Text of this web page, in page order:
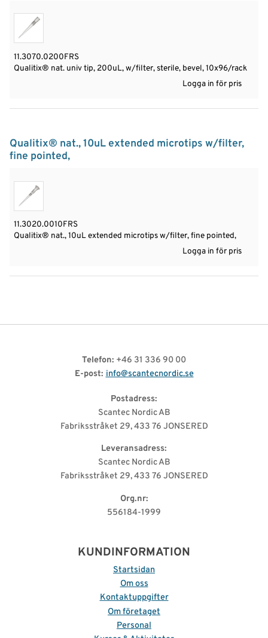
11.3070.0200FRS
Qualitix® nat. univ tip, 200uL, w/filter, sterile, bevel, 10x96/rack
Logga in för pris
Qualitix® nat., 10uL extended microtips w/filter,
fine pointed,
11.3020.0010FRS
Qualitix® nat., 10uL extended microtips w/filter, fine pointed,
Logga in för pris
Telefon: +46 31 336 90 00
E-post:info@scantecnordic.se
Postadress:
Scantec Nordic AB
Fabriksstråket 29, 433 76 JONSERED
Leveransadress:
Scantec Nordic AB
Fabriksstråket 29, 433 76 JONSERED
Org.nr:
556184-1999
KUNDINFORMATION
Startsidan
Om oss
Kontaktuppgifter
Om företaget
Personal